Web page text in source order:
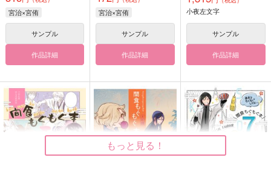
宮治×宮侑
サンプル
作品詳細
宮治×宮侑
サンプル
作品詳細
小夜左文字
サンプル
作品詳細
もっと見る！